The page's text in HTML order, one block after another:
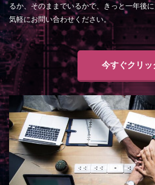
るか、そのままでいるかで、きっと一年後
気軽にお問い合わせください。
今すぐクリッ